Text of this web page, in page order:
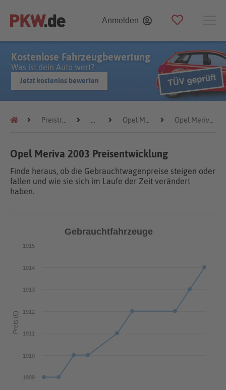
Anmelden
Kostenlose Fahrzeugbewertung
Was ist dein Auto wert?
Jetzt kostenlos bewerten
Preistrends Opel Meriva Opel Meriva 2003
Opel Meriva 2003 Preisentwicklung
Finde heraus, ob die Gebrauchtwagenpreise steigen oder
fallen und wie sie sich im Laufe der Zeit verändert
haben.
Preis (€)
Gebrauchtfahrzeuge
1909
1910
1911
1912
1913
1914
1915